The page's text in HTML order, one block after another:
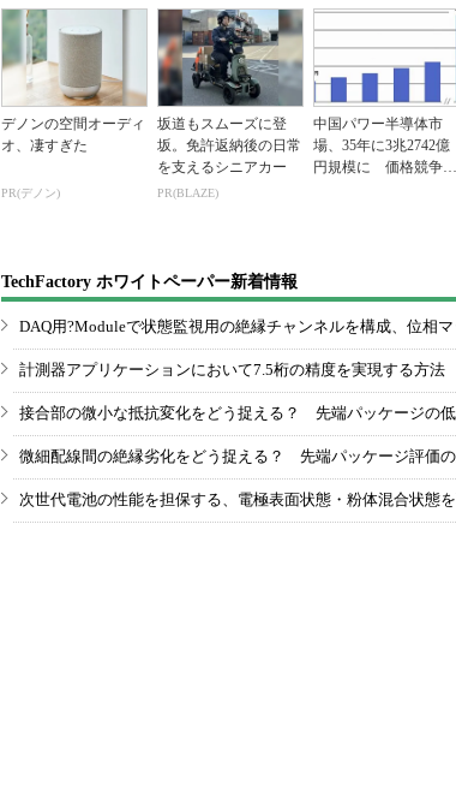
デノンの空間オーディ
オ、凄すぎた
PR(デノン)
坂道もスムーズに登
坂。免許返納後の日常
を支えるシニアカー
PR(BLAZE)
中国パワー半導体市
場、35年に3兆2742億
円規模に 価格競争さ
TechFactory ホワイトペーパー新着情報
DAQ用?Moduleで状態監視用の絶縁チャンネルを構成、位相
計測器アプリケーションにおいて7.5桁の精度を実現する方法
接合部の微小な抵抗変化をどう捉える？ 先端パッケージの
微細配線間の絶縁劣化をどう捉える？ 先端パッケージ評価
次世代電池の性能を担保する、電極表面状態・粉体混合状態